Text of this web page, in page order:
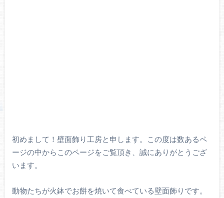
初めまして！壁面飾り工房と申します。この度は数あるペ
ージの中からこのページをご覧頂き、誠にありがとうござ
います。
動物たちが火鉢でお餅を焼いて食べている壁面飾りです。